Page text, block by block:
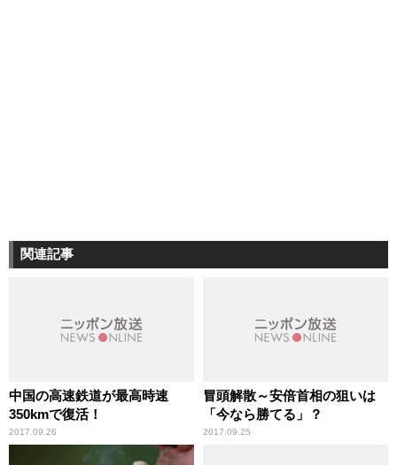
関連記事
中国の高速鉄道が最高時速
350kmで復活！
2017.09.26
冒頭解散～安倍首相の狙いは
「今なら勝てる」？
2017.09.25